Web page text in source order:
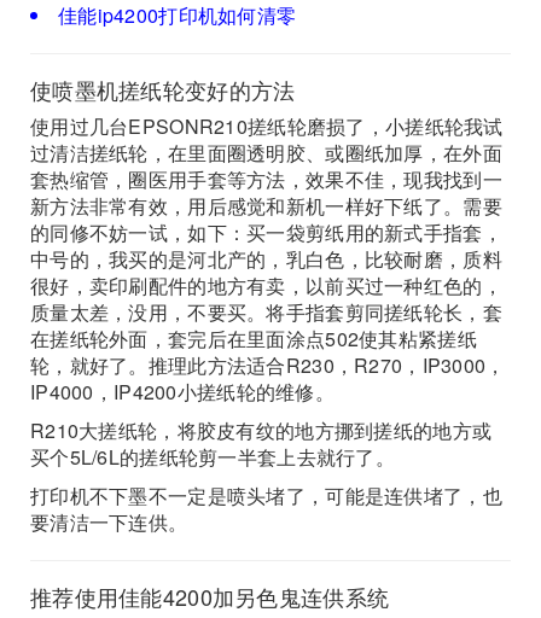
佳能ip4200打印机如何清零
使喷墨机搓纸轮变好的方法
使用过几台EPSONR210搓纸轮磨损了，小搓纸轮我试
过清洁搓纸轮，在里面圈透明胶、或圈纸加厚，在外面
套热缩管，圈医用手套等方法，效果不佳，现我找到一
新方法非常有效，用后感觉和新机一样好下纸了。需要
的同修不妨一试，如下：买一袋剪纸用的新式手指套，
中号的，我买的是河北产的，乳白色，比较耐磨，质料
很好，卖印刷配件的地方有卖，以前买过一种红色的，
质量太差，没用，不要买。将手指套剪同搓纸轮长，套
在搓纸轮外面，套完后在里面涂点502使其粘紧搓纸
轮，就好了。推理此方法适合R230，R270，IP3000，
IP4000，IP4200小搓纸轮的维修。
R210大搓纸轮，将胶皮有纹的地方挪到搓纸的地方或
买个5L/6L的搓纸轮剪一半套上去就行了。
打印机不下墨不一定是喷头堵了，可能是连供堵了，也
要清洁一下连供。
推荐使用佳能4200加另色鬼连供系统